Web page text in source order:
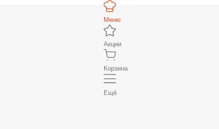
Меню
Акции
Корзина
Ещё